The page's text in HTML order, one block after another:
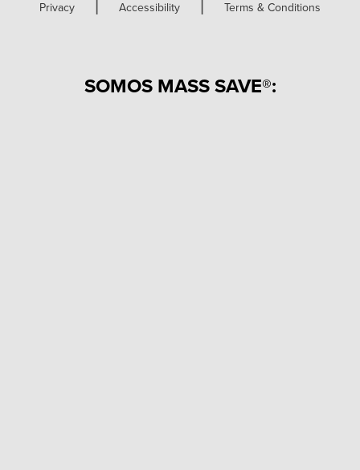
Privacy Accessibility Terms & Conditions
SOMOS MASS SAVE®: